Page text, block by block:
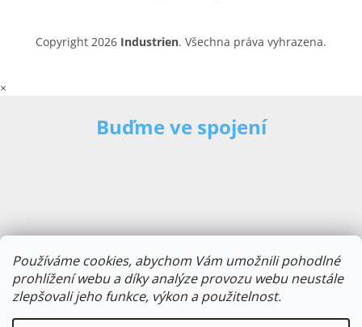
Používáme cookies, abychom Vám umožnili pohodlné
prohlížení webu a díky analýze provozu webu neustále
zlepšovali jeho funkce, výkon a použitelnost.
Copyright 2026 Industrien. Všechna práva vyhrazena.
×
Buďme ve spojení
E-mailová adresa